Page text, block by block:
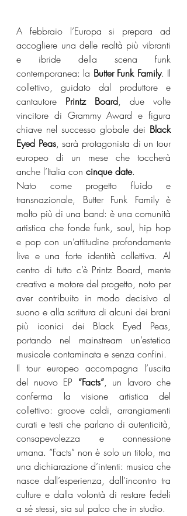
A febbraio l’Europa si prepara ad
accogliere una delle realtà più vibranti
e ibride della scena funk
contemporanea: la Butter Funk Family. Il
collettivo, guidato dal produttore e
cantautore Printz Board, due volte
vincitore di Grammy Award e figura
chiave nel successo globale dei Black
Eyed Peas, sarà protagonista di un tour
europeo di un mese che toccherà
anche l’Italia con cinque date.
Nato come progetto fluido e
transnazionale, Butter Funk Family è
molto più di una band: è una comunità
artistica che fonde funk, soul, hip hop
e pop con un’attitudine profondamente
live e una forte identità collettiva. Al
centro di tutto c’è Printz Board, mente
creativa e motore del progetto, noto per
aver contribuito in modo decisivo al
suono e alla scrittura di alcuni dei brani
più iconici dei Black Eyed Peas,
portando nel mainstream un’estetica
musicale contaminata e senza confini.
Il tour europeo accompagna l’uscita
del nuovo EP “Facts”, un lavoro che
conferma la visione artistica del
collettivo: groove caldi, arrangiamenti
curati e testi che parlano di autenticità,
consapevolezza e connessione
umana. “Facts” non è solo un titolo, ma
una dichiarazione d’intenti: musica che
nasce dall’esperienza, dall’incontro tra
culture e dalla volontà di restare fedeli
a sé stessi, sia sul palco che in studio.